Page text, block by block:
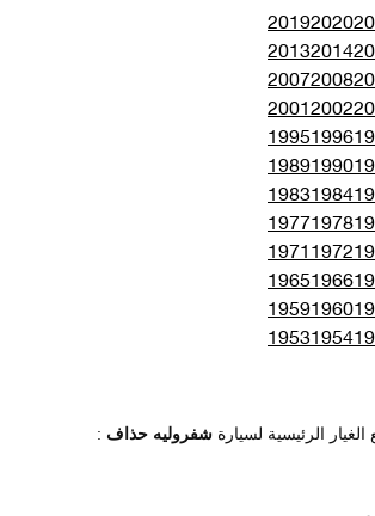
2020
2019
2014
2013
2008
2007
2002
2001
1996
1995
1990
1989
1984
1983
1978
1977
1972
1971
1966
1965
1960
1959
1954
1953
الرئيسية لسيارة شفروليه حذاف :